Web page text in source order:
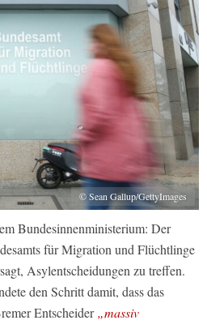
© Sean Gallup/GettyImages
Bundesinnenministerium: Der
für Migration und Flüchtlinge
Asylentscheidungen zu treffen.
den Schritt damit, dass das
Entscheider„massiv